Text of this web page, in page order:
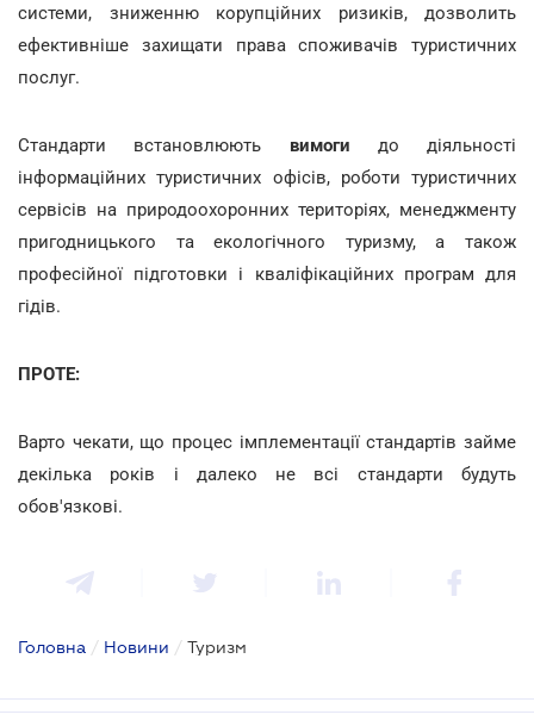
системи, зниженню корупційних ризиків, дозволить
ефективніше захищати права споживачів туристичних
послуг.
Стандарти встановлюють вимоги до діяльності
інформаційних туристичних офісів, роботи туристичних
сервісів на природоохоронних територіях, менеджменту
пригодницького та екологічного туризму, а також
професійної підготовки і кваліфікаційних програм для
гідів.
ПРОТЕ:
Варто чекати, що процес імплементації стандартів займе
декілька років і далеко не всі стандарти будуть
обов'язкові.
Головна / Новини / Туризм